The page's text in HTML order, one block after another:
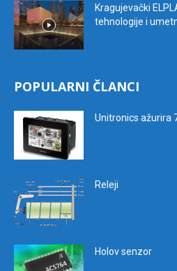
Kragujevački
tehnologije i
POPULARNI ČLANCI
Unitronics ažurira
Releji
Holov senzor